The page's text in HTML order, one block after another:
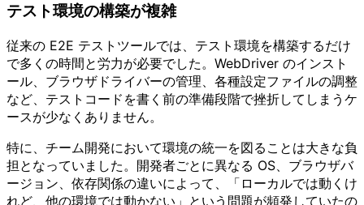
テスト環境の構築が複雑
従来の E2E テストツールでは、テスト環境を構築するだけ
で多くの時間と労力が必要でした。WebDriver のインスト
ール、ブラウザドライバーの管理、各種設定ファイルの調整
など、テストコードを書く前の準備段階で挫折してしまうケ
ースが少なくありません。
特に、チーム開発において環境の統一を図ることは大きな負
担となっていました。開発者ごとに異なる OS、ブラウザバ
ージョン、依存関係の違いによって、「ローカルでは動くけ
れど、他の環境では動かない」という問題が頻発していたの